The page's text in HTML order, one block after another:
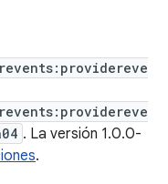
. La versión 1.0.0-
.